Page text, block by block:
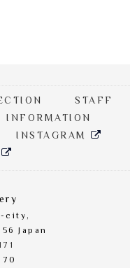
STAFF
INFORMATION
INSTAGRAM
city,
Japan